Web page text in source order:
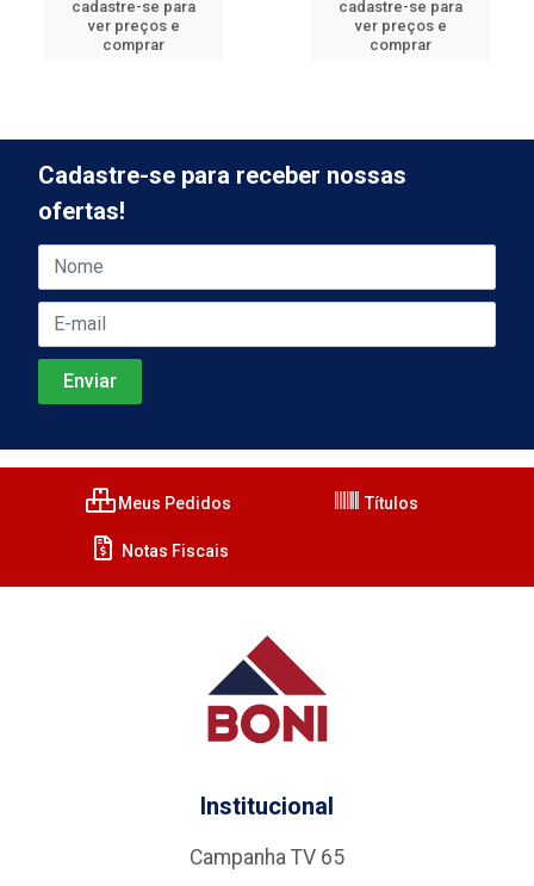
cadastre-se para
ver preços e
comprar
cadastre-se para
ver preços e
comprar
Cadastre-se para receber nossas
ofertas!
Meus Pedidos Títulos
Notas Fiscais
Institucional
Campanha TV 65